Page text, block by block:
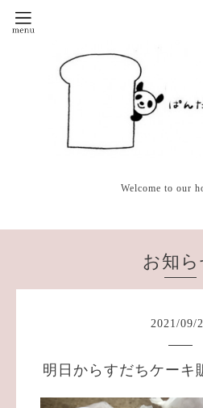
Welcome to our
お知ら
2021/09/
明日からすだちケーキ